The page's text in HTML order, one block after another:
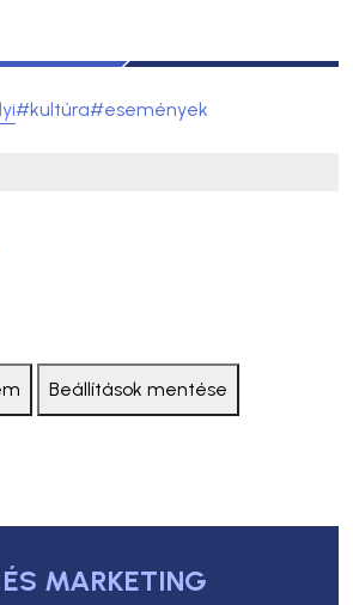
#kultúra#események
Beállítások mentése
ÉS MARKETING